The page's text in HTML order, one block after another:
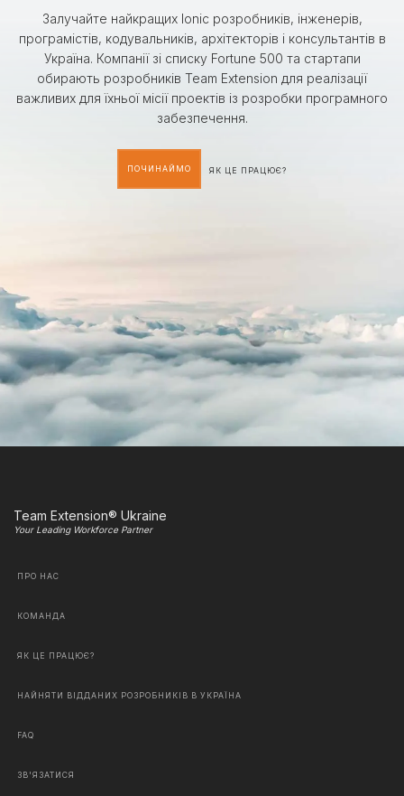
Залучайте найкращих Ionic розробників, інженерів,
програмістів, кодувальників, архітекторів і консультантів в
Україна. Компанії зі списку Fortune 500 та стартапи
обирають розробників Team Extension для реалізації
важливих для їхньої місії проектів із розробки програмного
забезпечення.
ПОЧИНАЙМО ЯК ЦЕ ПРАЦЮЄ?
Team Extension® Ukraine
Your Leading Workforce Partner
ПРО НАС
КОМАНДА
ЯК ЦЕ ПРАЦЮЄ?
НАЙНЯТИ ВІДДАНИХ РОЗРОБНИКІВ В УКРАЇНА
FAQ
ЗВ'ЯЗАТИСЯ